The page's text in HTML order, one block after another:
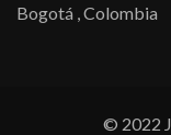
Bogotá , Colombia
© 2022